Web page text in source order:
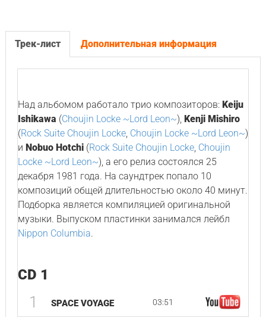
Трек-лист Дополнительная информация
Над альбомом работало трио композиторов: Keiju
Ishikawa (Choujin Locke ~Lord Leon~), Kenji Mishiro
(Rock Suite Choujin Locke, Choujin Locke ~Lord Leon~)
и Nobuo Hotchi(Rock Suite Choujin Locke, Choujin
Locke ~Lord Leon~), а его релиз состоялся 25
декабря 1981 года. На саундтрек попало 10
композиций общей длительностью около 40 минут.
Подборка является компиляцией оригинальной
музыки. Выпуском пластинки занимался лейбл
Nippon Columbia.
CD 1
1 SPACE VOYAGE 03:51